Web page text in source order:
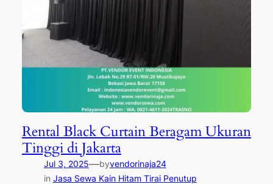
Rental Black Curtain Beragam Ukuran
Tinggi di Jakarta
Jul 3, 2025—byvendorinaja24
in Jasa Sewa Kain Hitam Tirai Penutup